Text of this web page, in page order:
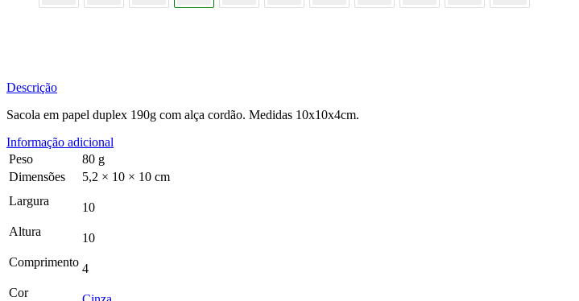
Descrição
Sacola em papel duplex 190g com alça cordão. Medidas 10x10x4cm.
Informação adicional
Peso
80 g
Dimensões
5,2 × 10 × 10 cm
Largura
10
Altura
10
Comprimento 4
Cor